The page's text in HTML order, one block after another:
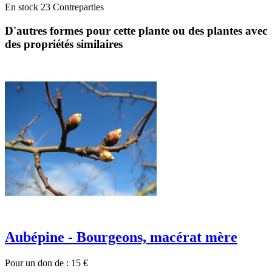
En stock 23 Contreparties
D'autres formes pour cette plante ou des plantes avec
des propriétés similaires
Aubépine - Bourgeons, macérat mère
Pour un don de : 15 €